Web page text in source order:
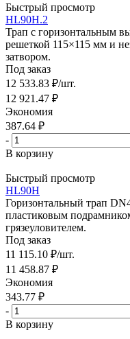
Быстрый просмотр
HL90H.2
Трап с горизонтальным
решеткой 115×115 мм и
затвором.
Под заказ
12 533.83 ₽/шт.
12 921.47 ₽
Экономия
387.64 ₽
-
В корзину
Быстрый просмотр
HL90H
Горизонтальный трап
пластиковым
грязеуловителем.
Под заказ
11 115.10 ₽/шт.
11 458.87 ₽
Экономия
343.77 ₽
-
В корзину